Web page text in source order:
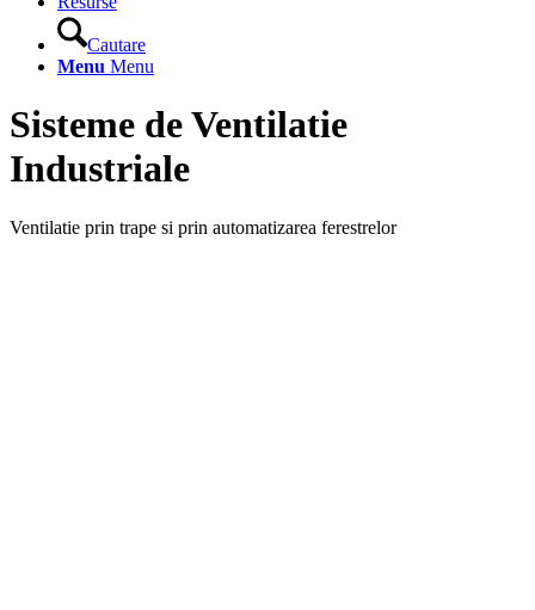
Cautare
Menu Menu
Sisteme de Ventilatie
Industriale
Ventilatie prin trape si prin automatizarea ferestrelor